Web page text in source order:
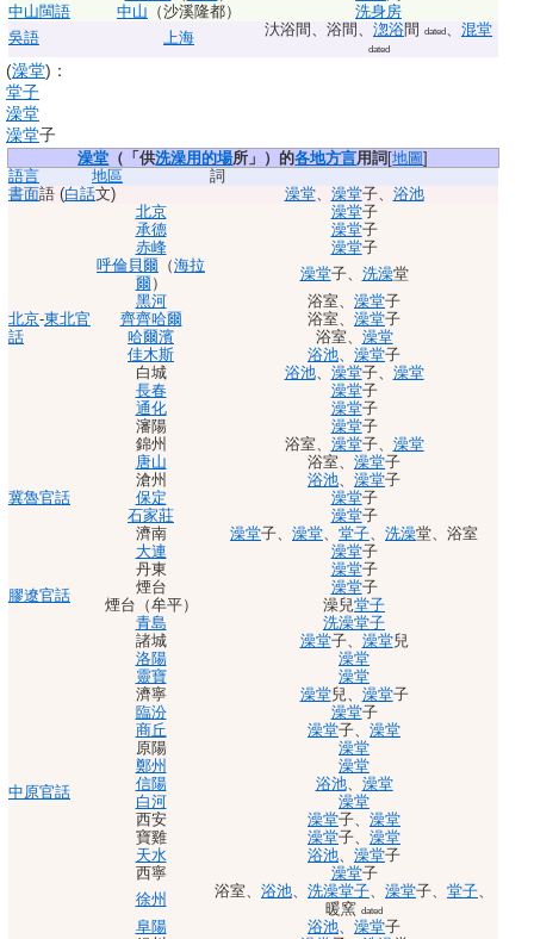
中山閩語 中山 （沙溪隆都）
洗身房
吳語
上海 汏浴間 、 浴間 、 淴浴間 dated 、 混堂
dated
(澡堂) ：
堂子
澡堂
澡堂子
澡堂 （「供洗澡用 的場所」）的各地方言用詞 [地圖]
語言 地區
詞
書面語 (白話文) 澡堂、 澡堂子、 浴池
北京-東北官
話
北京 澡堂子
承德
澡堂子
赤峰
澡堂子
呼倫貝爾 （海拉
爾 ）
澡堂子、 洗澡堂
黑河
浴室、 澡堂子
齊齊哈爾
浴室、 澡堂子
哈爾濱
浴室、 澡堂
佳木斯
浴池、 澡堂子
白城
浴池、 澡堂子、 澡堂
長春
澡堂子
通化
澡堂子
瀋陽
澡堂子
錦州
浴室、 澡堂子、 澡堂
冀魯官話
唐山 浴室、 澡堂子
滄州
浴池、 澡堂子
保定
澡堂子
石家莊
澡堂子
濟南
澡堂子、 澡堂、 堂子、 洗澡堂、 浴室
膠遼官話
大連 澡堂子
丹東
澡堂子
煙台
澡堂子
煙台（牟平）
澡兒堂子
青島
洗澡堂子
諸城
澡堂子、 澡堂兒
中原官話
洛陽
澡堂
靈寶
澡堂
濟寧
澡堂兒、 澡堂子
臨汾
澡堂子
商丘
澡堂子、 澡堂
原陽
澡堂
鄭州
澡堂
信陽
浴池、 澡堂
白河
澡堂
西安
澡堂子、 澡堂
寶雞
澡堂子、 澡堂
天水
浴池、 澡堂子
西寧
澡堂子
徐州
浴室、 浴池、 洗澡堂子、 澡堂子、 堂子、
暖窯 dated
阜陽 浴池、 澡堂子